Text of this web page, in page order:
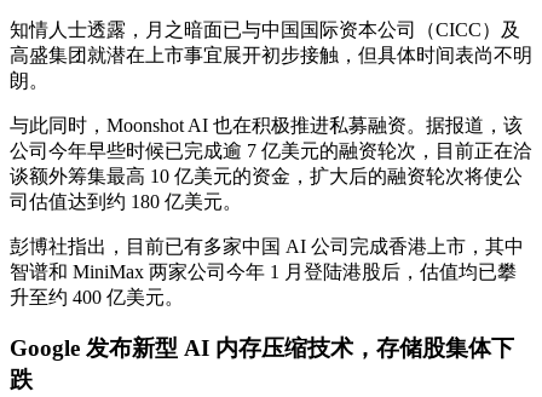
知情人士透露，月之暗面已与中国国际资本公司（CICC）及
高盛集团就潜在上市事宜展开初步接触，但具体时间表尚不明
朗。
与此同时，Moonshot AI 也在积极推进私募融资。据报道，该
公司今年早些时候已完成逾 7 亿美元的融资轮次，目前正在洽
谈额外筹集最高 10 亿美元的资金，扩大后的融资轮次将使公
司估值达到约 180 亿美元。
彭博社指出，目前已有多家中国 AI 公司完成香港上市，其中
智谱和 MiniMax 两家公司今年 1 月登陆港股后，估值均已攀
升至约 400 亿美元。
Google 发布新型 AI 内存压缩技术，存储股集体下
跌